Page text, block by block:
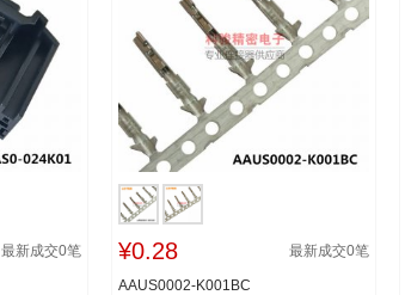
最新成交0笔 ¥0.28 最新成交0笔
AAUS0002-K001BC